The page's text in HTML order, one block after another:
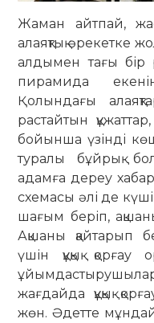
Жаман айтпай,
алаяқтық әрекетке
алдымен тағы бір
пирамида
Қолындағы
растайтын
бойынша үзінді
туралы бұйрық
адамға дереу
схемасы әлі де
шағым беріп,
Ақшаны қайтарып
үшін құқық қорғау
жағдайда құқық
жөн. Әдетте